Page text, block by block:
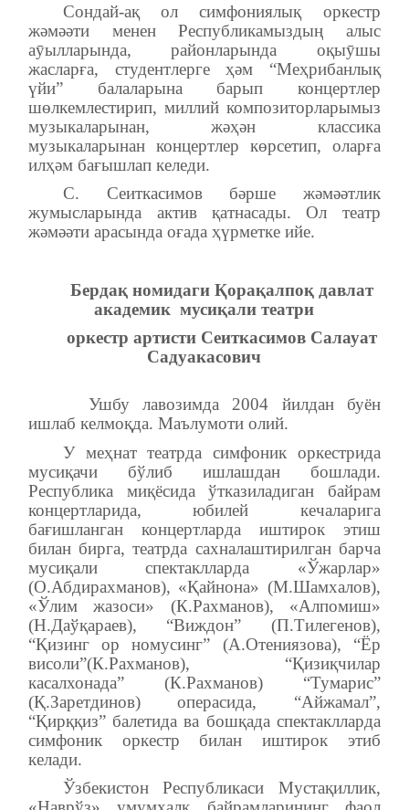
Сондай-ақ ол симфониялық оркестр
жәмәәти менен Республикамыздың алыс
аӯылларында, районларында оқыӯшы
жасларға, студентлерге ҳәм “Меҳрибанлық
үйи” балаларына барып концертлер
шөлкемлестирип, миллий композиторларымыз
музыкаларынан, жәҳән классика
музыкаларынан концертлер көрсетип, оларға
илҳәм бағышлап келеди.
С. Сеиткасимов бәрше жәмәәтлик
жумысларында актив қатнасады. Ол театр
жәмәәти арасында оғада ҳүрметке ийе.
Бердақ номидаги Қорақалпоқ давлат
академик мусиқали театри
оркестр артисти Сеиткасимов Салауат
Садуакасович
Ушбу лавозимда 2004 йилдан буён
ишлаб келмоқда. Маълумоти олий.
У меҳнат театрда симфоник оркестрида
мусиқачи бўлиб ишлашдан бошлади.
Республика миқёсида ўтказиладиган байрам
концертларида, юбилей кечаларига
бағишланган концертларда иштирок этиш
билан бирга, театрда сахналаштирилган барча
мусиқали спектаклларда «Ўжарлар»
(О.Абдирахманов), «Қайнона» (М.Шамхалов),
«Ўлим жазоси» (К.Рахманов), «Алпомиш»
(Н.Даўқараев), “Виждон” (П.Тилегенов),
“Қизинг ор номусинг” (А.Отениязова), “Ёр
висоли”(К.Рахманов), “Қизиқчилар
касалхонада” (К.Рахманов) “Тумариc”
(Қ.Заретдинов) операсида, “Айжамал”,
“Қирққиз” балетида ва бошқада спектаклларда
симфоник оркестр билан иштирок этиб
келади.
Ўзбекистон Республикаси Мустақиллик,